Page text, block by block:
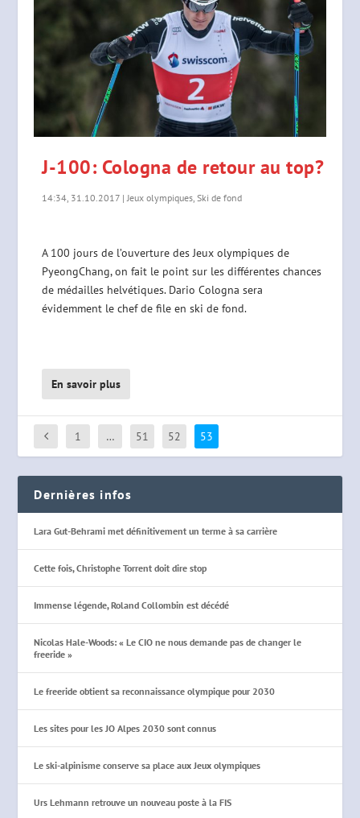
J-100: Cologna de retour au top?
14:34, 31.10.2017 |Jeux olympiques,Ski de fond
A 100 jours de l’ouverture des Jeux olympiques de
PyeongChang, on fait le point sur les différentes chances
de médailles helvétiques. Dario Cologna sera
évidemment le chef de file en ski de fond.
En savoir plus
1 … 51 52 53
Dernières infos
Lara Gut-Behrami met définitivement un terme à sa carrière
Cette fois, Christophe Torrent doit dire stop
Immense légende, Roland Collombin est décédé
Nicolas Hale-Woods: « Le CIO ne nous demande pas de changer le
freeride »
Le freeride obtient sa reconnaissance olympique pour 2030
Les sites pour les JO Alpes 2030 sont connus
Le ski-alpinisme conserve sa place aux Jeux olympiques
Urs Lehmann retrouve un nouveau poste à la FIS